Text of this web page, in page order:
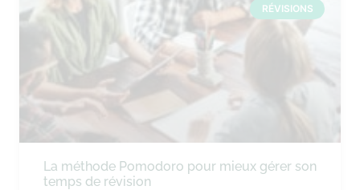
RÉVISIONS
La méthode Pomodoro pour mieux gérer son
temps de révision